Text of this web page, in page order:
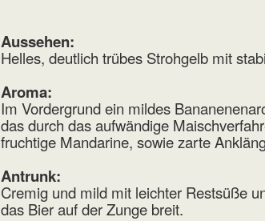
Aussehen:
Helles, deutlich trübes Strohgelb mit
Aroma:
Im Vordergrund ein mildes
das durch das aufwändige
fruchtige Mandarine, sowie zarte
Antrunk:
Cremig und mild mit leichter Restsüße
das Bier auf der Zunge breit.